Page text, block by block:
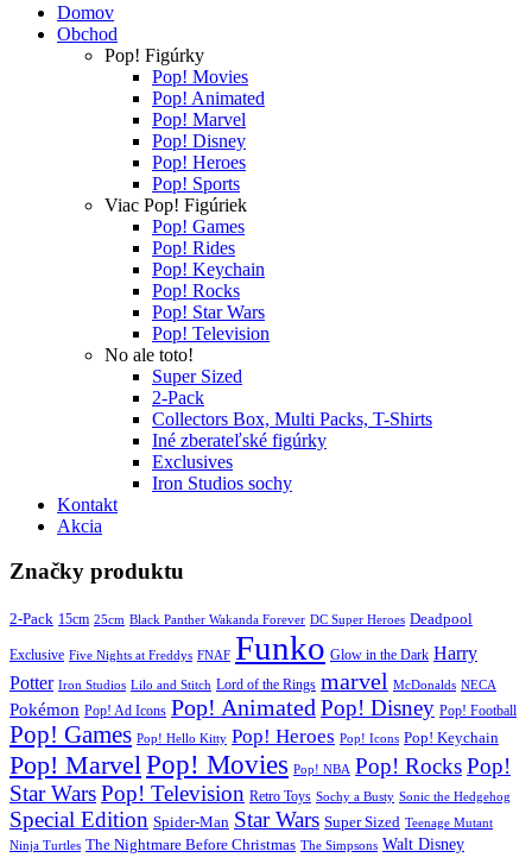
Domov
Obchod
Pop! Figúrky
Pop! Movies
Pop! Animated
Pop! Marvel
Pop! Disney
Pop! Heroes
Pop! Sports
Viac Pop! Figúriek
Pop! Games
Pop! Rides
Pop! Keychain
Pop! Rocks
Pop! Star Wars
Pop! Television
No ale toto!
Super Sized
2-Pack
Collectors Box, Multi Packs, T-Shirts
Iné zberateľské figúrky
Exclusives
Iron Studios sochy
Kontakt
Akcia
Značky produktu
2-Pack 15cm 25cm Black Panther Wakanda Forever DC Super Heroes Deadpool
Exclusive Five Nights at Freddys FNAF Funko Glow in the Dark Harry
Potter Iron Studios Lilo and Stitch Lord of the Rings marvel McDonalds NECA
Pokémon Pop! Ad Icons Pop! Animated Pop! Disney Pop! Football
Pop! Games Pop! Hello Kitty Pop! Heroes Pop! Icons Pop! Keychain
Pop! MarvelPop! Movies Pop! NBA Pop! RocksPop!
Star WarsPop! Television Retro Toys Sochy a Busty Sonic the Hedgehog
Special Edition Spider-Man Star Wars Super Sized Teenage Mutant
Ninja Turtles The Nightmare Before Christmas The Simpsons Walt Disney